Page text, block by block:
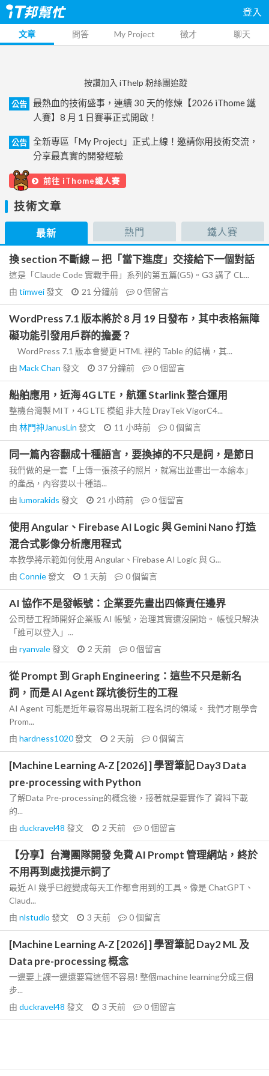
登入
文章 問答 My Project 徵才 聊天
按讚加入 iThelp 粉絲團追蹤
公告
最熱血的技術盛事，連續 30 天的修煉【2026 iThome 鐵
人賽】8 月 1 日賽事正式開啟！
公告
全新專區「My Project」正式上線！邀請你用技術交流，
分享最真實的開發經驗
前往 iThome鐵人賽
技術文章
最新 熱門 鐵人賽
換 section 不斷線 — 把「當下進度」交接給下一個對話
這是「Claude Code 實戰手冊」系列的第五篇(G5)。G3 講了 CL...
由 timwei發文 21 分鐘前 0個留言
WordPress 7.1 版本將於 8 月 19 日發布，其中表格無障
礙功能引發用戶群的擔憂？
WordPress 7.1 版本會變更 HTML 裡的 Table 的結構，其...
由 Mack Chan 發文 37 分鐘前 0個留言
船舶應用，近海 4G LTE，航運 Starlink 整合運用
整機台灣製 MIT，4G LTE 模組 非大陸 DrayTek VigorC4...
由 林門神JanusLin 發文 11 小時前 0個留言
同一篇內容翻成十種語言，要換掉的不只是詞，是節日
我們做的是一套「上傳一張孩子的照片，就寫出並畫出一本繪本」
的產品，內容要以十種語...
由 lumorakids 發文 21 小時前 0個留言
使用 Angular、Firebase AI Logic 與 Gemini Nano 打造
混合式影像分析應用程式
本教學將示範如何使用 Angular、Firebase AI Logic 與 G...
由 Connie發文 1 天前 0個留言
AI 協作不是發帳號：企業要先畫出四條責任邊界
公司替工程師開好企業版 AI 帳號，治理其實還沒開始。 帳號只解決
「誰可以登入」...
由 ryanvale發文 2 天前 0個留言
從 Prompt 到 Graph Engineering：這些不只是新名
詞，而是 AI Agent 踩坑後衍生的工程
AI Agent 可能是近年最容易出現新工程名詞的領域。 我們才剛學會
Prom...
由 hardness1020發文 2 天前 0個留言
[Machine Learning A-Z [2026] ] 學習筆記 Day3 Data
pre-processing with Python
了解Data Pre-processing的概念後，接著就是要實作了 資料下載
的...
由 duckravel48 發文 2 天前 0個留言
【分享】台灣團隊開發 免費 AI Prompt 管理網站，終於
不用再到處找提示詞了
最近 AI 幾乎已經變成每天工作都會用到的工具。像是 ChatGPT、
Claud...
由 nlstudio 發文 3 天前 0個留言
[Machine Learning A-Z [2026] ] 學習筆記 Day2 ML 及
Data pre-processing 概念
一邊要上課一邊還要寫這個不容易! 整個machine learning分成三個
步...
由 duckravel48 發文 3 天前 0個留言